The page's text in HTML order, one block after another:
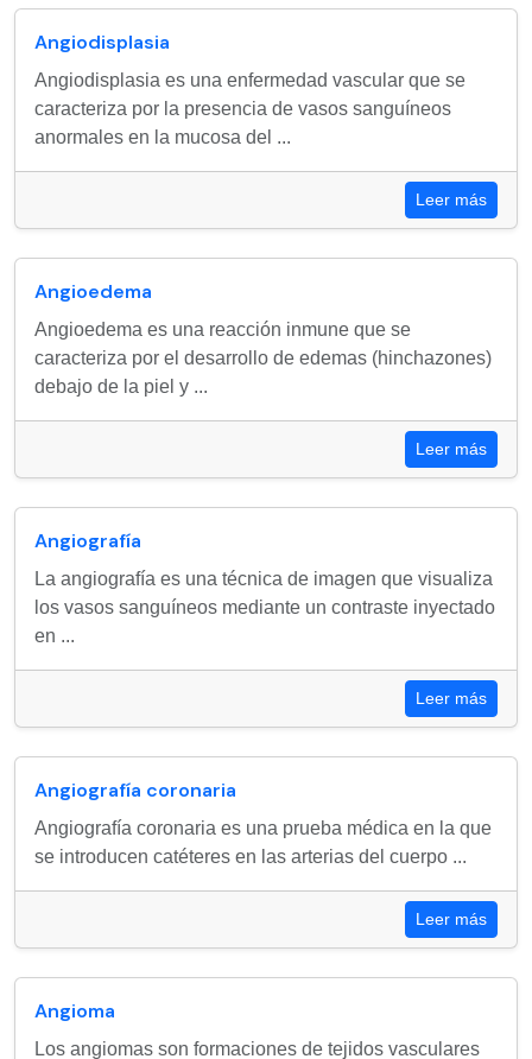
Angiodisplasia
Angiodisplasia es una enfermedad vascular que se
caracteriza por la presencia de vasos sanguíneos
anormales en la mucosa del ...
Leer más
Angioedema
Angioedema es una reacción inmune que se
caracteriza por el desarrollo de edemas (hinchazones)
debajo de la piel y ...
Leer más
Angiografía
La angiografía es una técnica de imagen que visualiza
los vasos sanguíneos mediante un contraste inyectado
en ...
Leer más
Angiografía coronaria
Angiografía coronaria es una prueba médica en la que
se introducen catéteres en las arterias del cuerpo ...
Leer más
Angioma
Los angiomas son formaciones de tejidos vasculares